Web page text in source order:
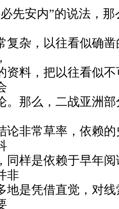
先安内”的说法，
复杂，以往看似确
资料，把以往看似
。那么，二战亚洲
论非常草率，依赖
同样是依赖于早年
非
地是凭借直觉，对